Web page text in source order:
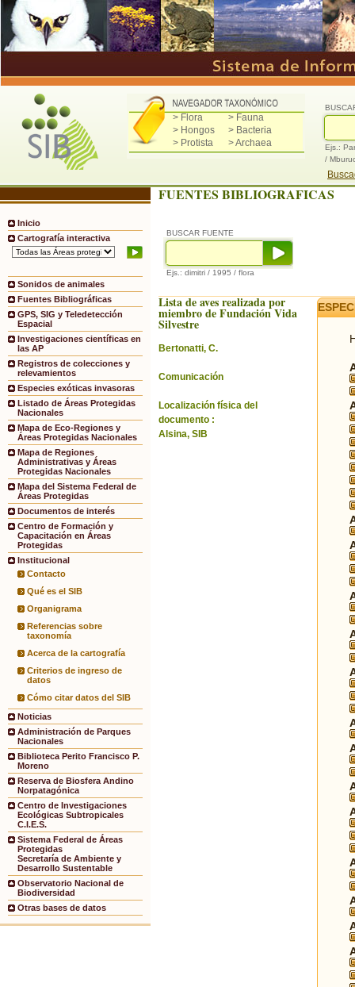
> Flora
> Fauna
> Hongos
> Bacteria
> Protista
> Archaea
Ejs.:
/
Inicio
Cartografía interactiva
Sonidos de animales
Fuentes Bibliográficas
GPS, SIG y Teledetección
Espacial
Investigaciones científicas en
las AP
Registros de colecciones y
relevamientos
Especies exóticas invasoras
Listado de Áreas Protegidas
Nacionales
Mapa de Eco-Regiones y
Áreas Protegidas Nacionales
Mapa de Regiones
Administrativas y Áreas
Protegidas Nacionales
Mapa del Sistema Federal de
Áreas Protegidas
Documentos de interés
Centro de Formación y
Capacitación en Áreas
Protegidas
Institucional
Contacto
Qué es el SIB
Organigrama
Referencias sobre
taxonomía
Acerca de la cartografía
Criterios de ingreso de
datos
Cómo citar datos del SIB
Noticias
Administración de Parques
Nacionales
Biblioteca Perito Francisco P.
Moreno
Reserva de Biosfera Andino
Norpatagónica
Centro de Investigaciones
Ecológicas Subtropicales
C.I.E.S.
Sistema Federal de Áreas
Protegidas
Secretaría de Ambiente y
Desarrollo Sustentable
Observatorio Nacional de
Biodiversidad
Otras bases de datos
FUENTES BIBLIOGRAFICAS
BUSCAR FUENTE
Ejs.: dimitri / 1995 / flora
Lista de aves realizada por
miembro de Fundación Vida
Silvestre
Bertonatti, C.
Comunicación
Localización física del
documento :
Alsina, SIB